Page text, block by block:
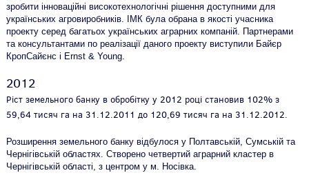
зробити інноваційні високотехнологічні рішення доступними для
українських агровиробників. ІМК була обрана в якості учасника
проекту серед багатьох українських аграрних компаній. Партнерами
та консультантами по реалізації даного проекту виступили Байєр
КропСайєнс і Ernst & Young.
2012
Ріст земельного банку в обробітку у 2012 році становив 102% з
59,64 тисяч га на 31.12.2011 до 120,69 тисяч га на 31.12.2012.
Розширення земельного банку відбулося у Полтавській, Сумській та
Чернігівській областях. Створено четвертий аграрний кластер в
Чернігівській області, з центром у м. Носівка.